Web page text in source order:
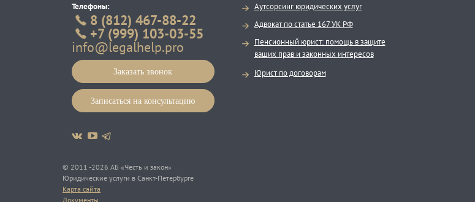
Телефоны:
8 (812) 467-88-22
+7 (999) 103-03-55
info@legalhelp.pro
Заказать звонок
Записаться на консультацию
© 2011 -2026 АБ «Честь и закон»
Юридические услуги в Санкт-Петербурге
Карта сайта
Документы
Аутсорсинг юридических услуг
Адвокат по статье 167 УК РФ
Пенсионный юрист: помощь в защите
ваших прав и законных интересов
Юрист по договорам